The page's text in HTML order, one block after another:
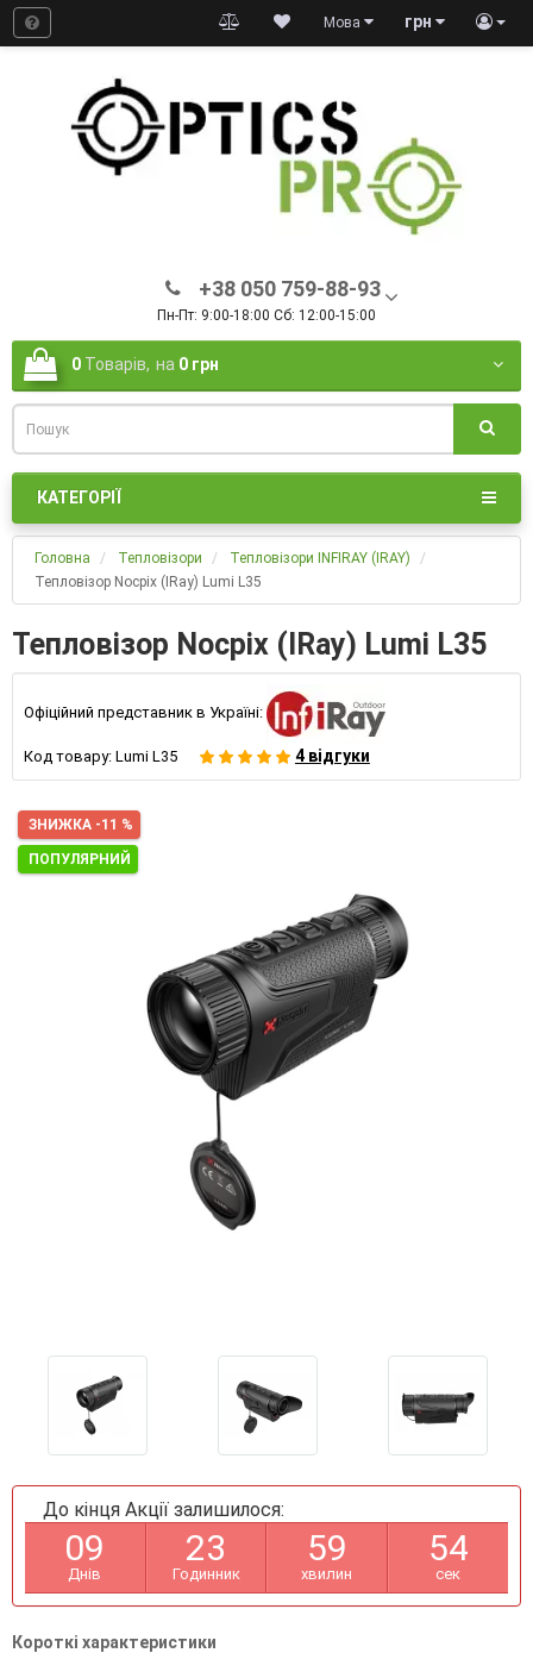
грн
Мова
+38 050 759-88-93
Пн-Пт: 9:00-18:00 Сб: 12:00-15:00
0 Товарів, на 0 грн
КАТЕГОРІЇ
Головна Тепловізори
Тепловізори INFIRAY (IRAY)
Тепловізор Nocpix (IRay) Lumi L35
Тепловізор Nocpix (IRay) Lumi L35
Офіційний представник в Україні:
Код товару: Lumi L35 4 відгуки
ЗНИЖКА -11 %
ПОПУЛЯРНИЙ
До кінця Акції залишилося:
09
Днів
23
Годинник
59
хвилин
53
сек
Короткі характеристики